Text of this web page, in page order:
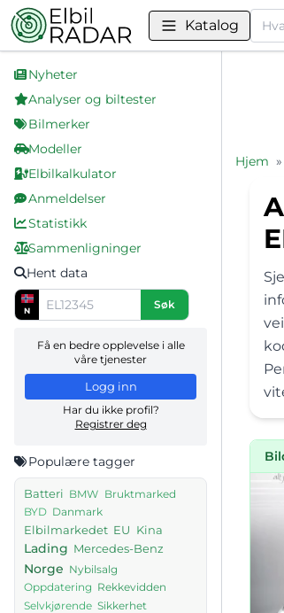
Katalog Søk
Nyheter
Analyser og biltester
Bilmerker
Modeller
Elbilkalkulator
Anmeldelser
Statistikk
Sammenligninger
Hent data
N Søk
Få en bedre opplevelse i alle
våre tjenester
Logg inn
Har du ikke profil?
Registrer deg
Populære tagger
Batteri BMW Bruktmarked
BYD Danmark
Elbilmarkedet EU Kina
Lading Mercedes-Benz
Norge Nybilsalg
Oppdatering Rekkevidden
Selvkjørende Sikkerhet
Hjem »